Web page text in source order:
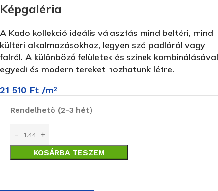
Képgaléria
A Kado kollekció ideális választás mind beltéri, mind
kültéri alkalmazásokhoz, legyen szó padlóról vagy
falról. A különböző felületek és színek kombinálásával
egyedi és modern tereket hozhatunk létre.
21 510 Ft /m2
Rendelhető (2-3 hét)
KOSÁRBA TESZEM